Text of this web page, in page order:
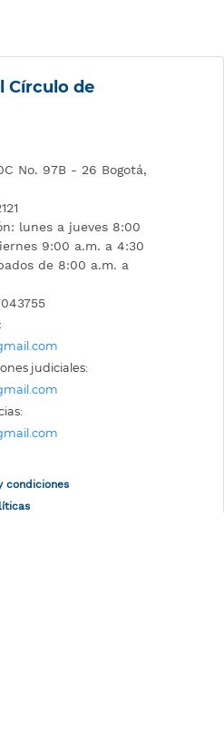
Círculo de
No. 97B - 26 Bogotá,
lunes a jueves 8:00
9:00 a.m. a 4:30
de 8:00 a.m. a
judiciales:
condiciones